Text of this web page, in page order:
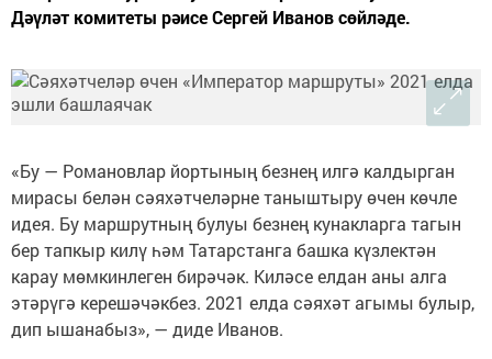
Дәүләт комитеты рәисе Сергей Иванов сөйләде.
«Бу — Романовлар йортының безнең илгә калдырган
мирасы белән сәяхәтчеләрне таныштыру өчен көчле
идея. Бу маршрутның булуы безнең кунакларга тагын
бер тапкыр килү һәм Татарстанга башка күзлектән
карау мөмкинлеген бирәчәк. Киләсе елдан аны алга
этәрүгә керешәчәкбез. 2021 елда сәяхәт агымы булыр,
дип ышанабыз», — диде Иванов.